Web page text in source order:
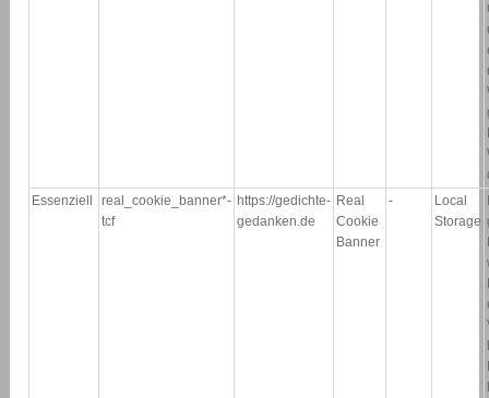
Essenziell
real_cookie_banner*-
tcf
https://gedichte-
gedanken.de
Real
Cookie
Banner
-
Local
Storage